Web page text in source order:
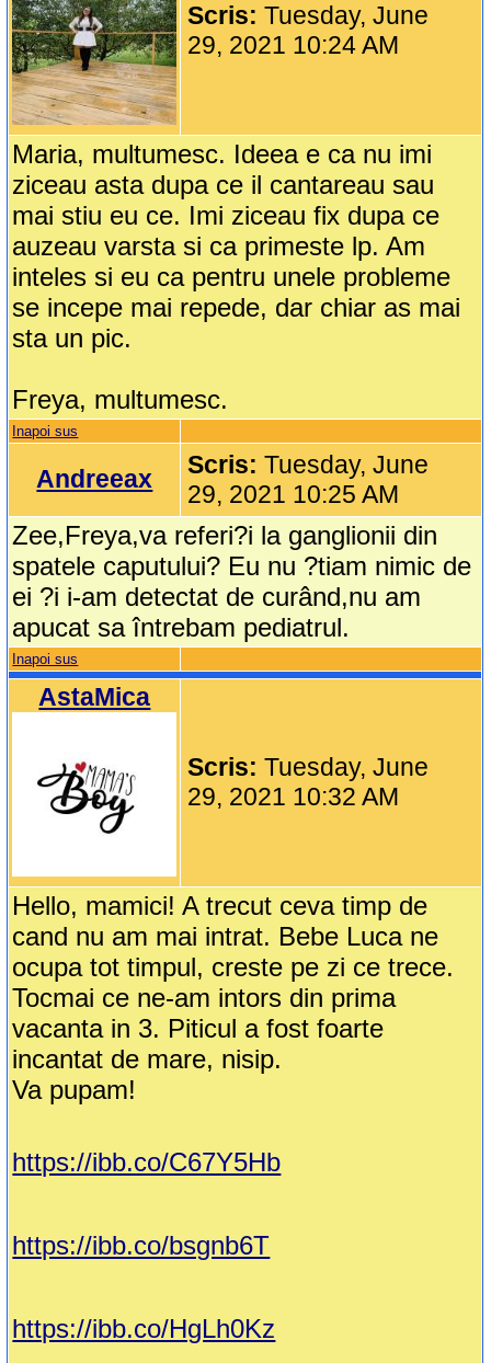
Scris:Tuesday, June
29, 2021 10:24 AM
Maria, multumesc. Ideea e ca nu imi
ziceau asta dupa ce il cantareau sau
mai stiu eu ce. Imi ziceau fix dupa ce
auzeau varsta si ca primeste lp. Am
inteles si eu ca pentru unele probleme
se incepe mai repede, dar chiar as mai
sta un pic.
Freya, multumesc.
Inapoi sus
Andreeax Scris:Tuesday, June
29, 2021 10:25 AM
Zee,Freya,va referi?i la ganglionii din
spatele caputului? Eu nu ?tiam nimic de
ei ?i i-am detectat de curând,nu am
apucat sa întrebam pediatrul.
Inapoi sus
AstaMica
Scris:Tuesday, June
29, 2021 10:32 AM
Hello, mamici! A trecut ceva timp de
cand nu am mai intrat. Bebe Luca ne
ocupa tot timpul, creste pe zi ce trece.
Tocmai ce ne-am intors din prima
vacanta in 3. Piticul a fost foarte
incantat de mare, nisip.
Va pupam!
https://ibb.co/C67Y5Hb
https://ibb.co/bsgnb6T
https://ibb.co/HgLh0Kz